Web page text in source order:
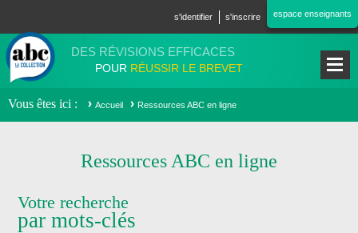
s'identifier s'inscrire espace enseignants
DES RÉVISIONS EFFICACES
POUR RÉUSSIR LE BREVET
Vous êtes ici Accueil Ressources ABC en ligne
Ressources ABC en ligne
Votre recherche
par mots-clés